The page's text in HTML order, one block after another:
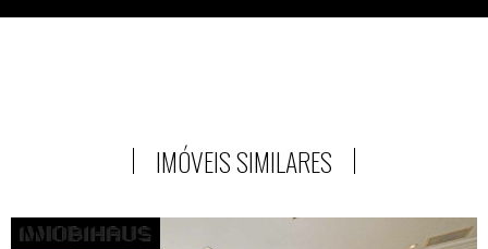
IMÓVEIS SIMILARES